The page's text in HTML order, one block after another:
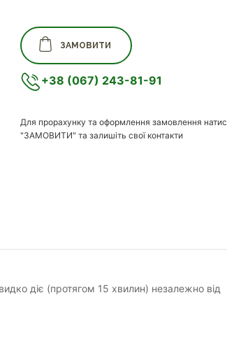
ЗАМОВИТИ
+38 (067) 243-81-91
Для прорахунку та оформлення замовлення
"ЗАМОВИТИ" та залишіть свої контакти
діє (протягом 15 хвилин) незалежно від